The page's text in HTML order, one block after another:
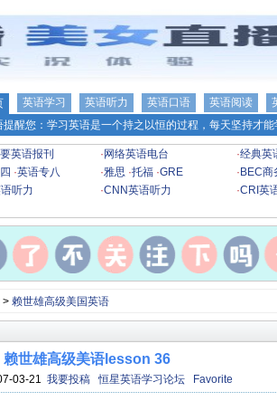
英语学习 英语听力 英语口语 英语阅读
提醒您：学习英语是一个持之以恒的过程，每天坚持才
英语报刊 · 网络英语电台 ·经典英
·英语专八 ·雅思 ·托福 ·GRE · BEC商
听力 ·CNN英语听力 ·CRI英
> 赖世雄高级美国英语
赖世雄高级美语lesson 36
03-21 我要投稿 恒星英语学习论坛 Favorite